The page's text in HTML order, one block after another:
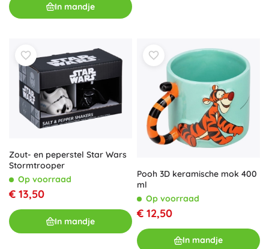
In mandje
Zout- en peperstel Star Wars
Stormtrooper
Op voorraad
€ 13,50
In mandje
Pooh 3D keramische mok 400
ml
Op voorraad
€ 12,50
In mandje